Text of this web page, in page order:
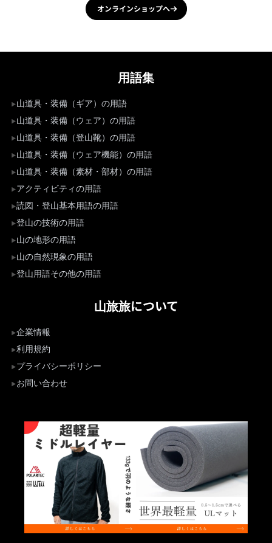
オンラインショップへ
用語集
山道具・装備（ギア）の用語
山道具・装備（ウェア）の用語
山道具・装備（登山靴）の用語
山道具・装備（ウェア機能）の用語
山道具・装備（素材・部材）の用語
アクティビティの用語
読図・登山基本用語の用語
登山の技術の用語
山の地形の用語
山の自然現象の用語
登山用語その他の用語
山旅旅について
企業情報
利用規約
プライバシーポリシー
お問い合わせ